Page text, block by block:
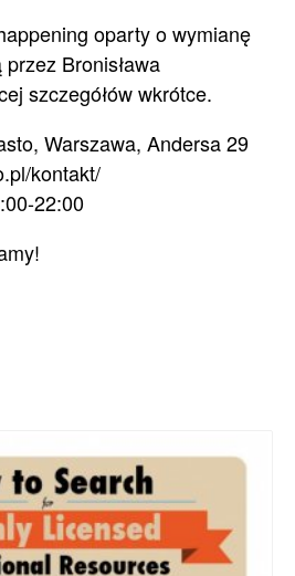
oparty o wymianę
Bronisława
szczegółów wkrótce.
Warszawa, Andersa 29
kontakt/
22:00